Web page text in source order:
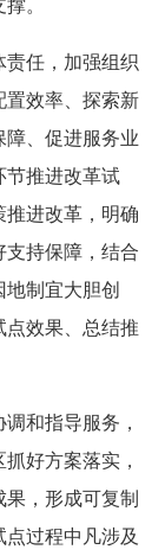
。
任，加强组织
置效率、探索新
障、促进服务业
节推进改革试
推进改革，明确
支持保障，结合
制宜大胆创
点效果、总结推
和指导服务，
好方案落实，
，形成可复制
过程中凡涉及